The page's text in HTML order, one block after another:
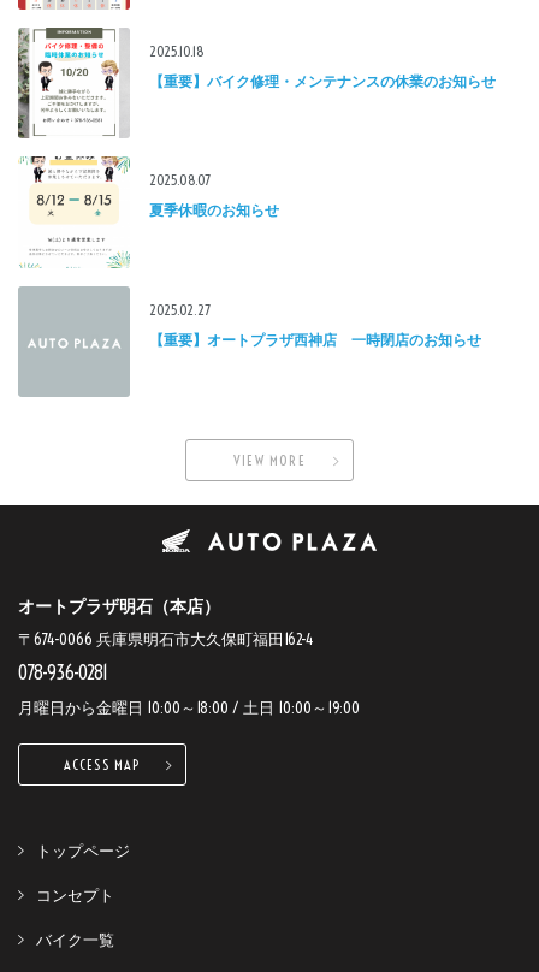
2025.10.18
【重要】バイク修理・メンテナンスの休業のお知らせ
2025.08.07
夏季休暇のお知らせ
2025.02.27
【重要】オートプラザ西神店 一時閉店のお知らせ
VIEW MORE
オートプラザ明石（本店）
〒674-0066 兵庫県明石市大久保町福田162-4
078-936-0281
月曜日から金曜日 10:00～18:00 / 土日 10:00～19:00
ACCESS MAP
トップページ
コンセプト
バイク一覧